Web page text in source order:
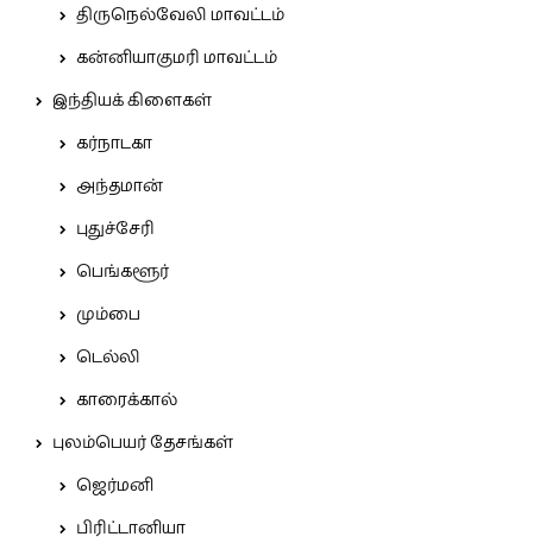
திருநெல்வேலி மாவட்டம்
கன்னியாகுமரி மாவட்டம்
இந்தியக் கிளைகள்
கர்நாடகா
அந்தமான்
புதுச்சேரி
பெங்களூர்
மும்பை
டெல்லி
காரைக்கால்
புலம்பெயர் தேசங்கள்
ஜெர்மனி
பிரிட்டானியா